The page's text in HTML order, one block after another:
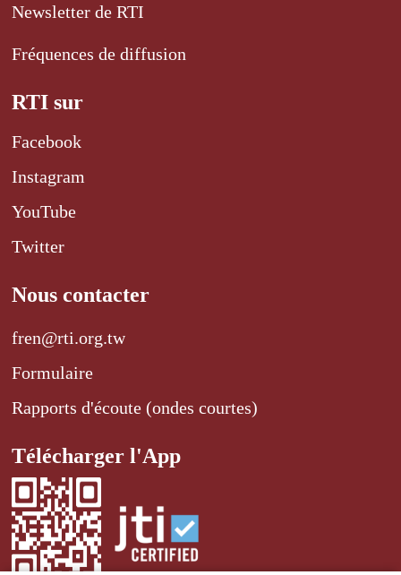
Newsletter de RTI
Fréquences de diffusion
RTI sur
Facebook
Instagram
YouTube
Twitter
Nous contacter
fren@rti.org.tw
Formulaire
Rapports d'écoute (ondes courtes)
Télécharger l'App